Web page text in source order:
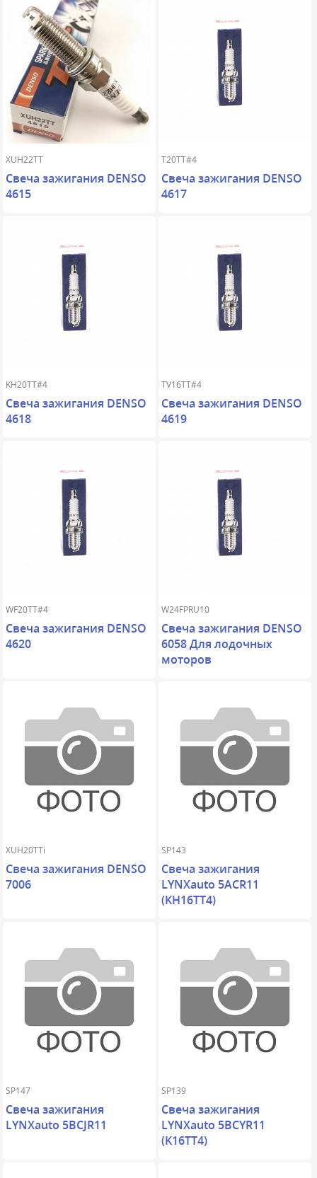
XUH22TT
Свеча зажигания DENSO
4615
T20TT#4
Свеча зажигания DENSO
4617
KH20TT#4
Свеча зажигания DENSO
4618
TV16TT#4
Свеча зажигания DENSO
4619
WF20TT#4
Свеча зажигания DENSO
4620
W24FPRU10
Свеча зажигания DENSO
6058 Для лодочных
моторов
XUH20TTi
Свеча зажигания DENSO
7006
SP143
Свеча зажигания
LYNXauto 5ACR11
(KH16TT4)
SP147
Свеча зажигания
LYNXauto 5BCJR11
SP139
Свеча зажигания
LYNXauto 5BCYR11
(K16TT4)